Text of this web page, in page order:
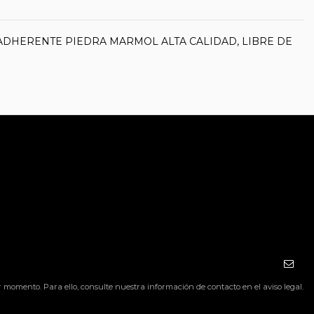
PIEDRA MARMOL ALTA CALIDAD, LIBRE DE
Para ello, consulte nuestra información de contacto en el aviso legal.